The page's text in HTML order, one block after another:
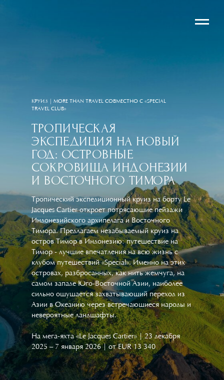
Тропический экспедиционный круиз на борту Le
Jacques Cartier откроет потрясающие пейзажи
Индонезийского архипелага и Восточного
Тимора. Предлагаем незабываемый круиз на
остров Тимор в Индонезию: путешествие на
Тимор - лучшие впечатления на всю жизнь с
клубом путешествий «Special». Именно на этих
островах, разбросанных, как нить жемчуга, на
самом западе Юго-Восточной Азии, наиболее
сильно ощущается захватывающий переход из
Азии в Океанию через встречающиеся народы и
невероятные ландшафты.
На мега-яхта «Le Jacques Cartier» | 23 декабря
2025 – 7 января 2026 | от EUR 13 340
ТРОПИЧЕСКАЯ
ЭКСПЕДИЦИЯ НА НОВЫЙ
ГОД: ОСТРОВНЫЕ
СОКРОВИЩА ИНДОНЕЗИИ
И ВОСТОЧНОГО ТИМОРА
КРУИЗ | MORE THAN TRAVEL СОВМЕСТНО С «SPECIAL
TRAVEL CLUB»